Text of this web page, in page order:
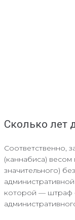
Сколько лет
Соответственно,
(каннабиса)
значительного)
которой — штраф